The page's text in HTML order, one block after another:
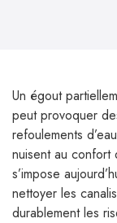
Un égout
peut provoquer
refoulements
nuisent au confort
s’impose
nettoyer les
durablement les